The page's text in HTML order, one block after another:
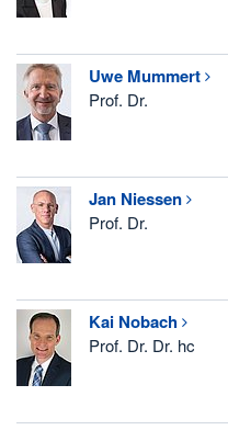
Uwe Mummert
Prof. Dr.
Jan Niessen
Prof. Dr.
Kai Nobach
Prof. Dr. Dr. hc